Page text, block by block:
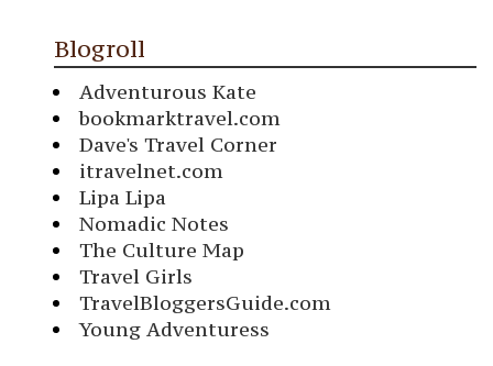
Blogroll
Adventurous Kate
bookmarktravel.com
Dave's Travel Corner
itravelnet.com
Lipa Lipa
Nomadic Notes
The Culture Map
Travel Girls
TravelBloggersGuide.com
Young Adventuress